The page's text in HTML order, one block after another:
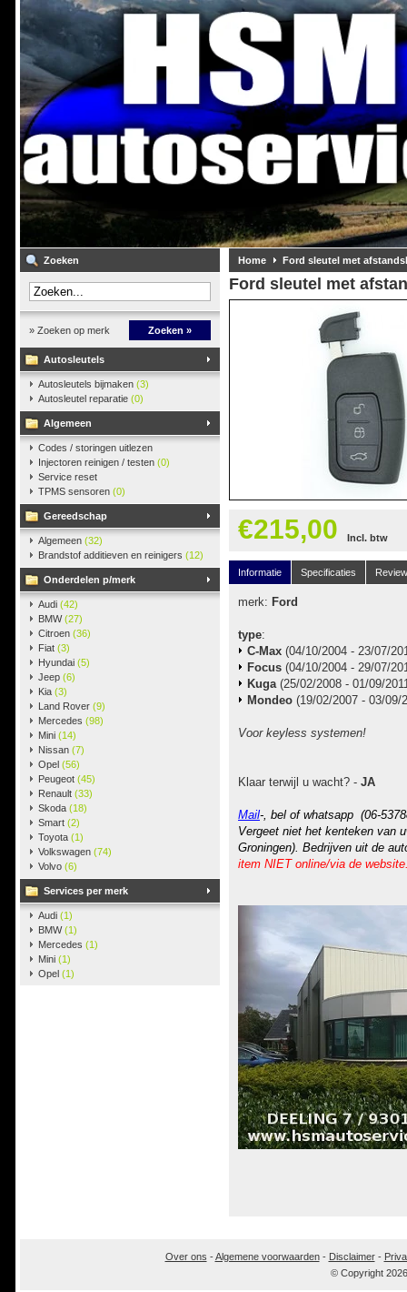
Zoeken
» Zoeken op merk Zoeken »
Autosleutels
Autosleutels bijmaken (3)
Autosleutel reparatie (0)
Algemeen
Codes / storingen uitlezen
Injectoren reinigen / testen (0)
Service reset
TPMS sensoren (0)
Gereedschap
Algemeen (32)
Brandstof additieven en reinigers (12)
Onderdelen p/merk
Audi (42)
BMW(27)
Citroen (36)
Fiat (3)
Hyundai (5)
Jeep (6)
Kia (3)
Land Rover (9)
Mercedes (98)
Mini (14)
Nissan (7)
Opel (56)
Peugeot (45)
Renault (33)
Skoda (18)
Smart (2)
Toyota (1)
Volkswagen (74)
Volvo (6)
Services per merk
Audi (1)
BMW(1)
Mercedes (1)
Mini (1)
Opel (1)
Home Ford sleutel met
Ford sleutel met
€215,00 Incl. btw
Informatie Specificaties
merk: Ford
type:
C-Max (04/10/2004 - 23/07/
Focus (04/10/2004 - 29/07/
Kuga(25/02/2008 - 01/09/
Mondeo (19/02/2007 - 03/09/
Voor keyless systemen!
Klaar terwijl u wacht? - JA
Mail-, bel of whatsapp (06-
Vergeet niet het kenteken van
Groningen). Bedrijven uit de
item NIET online/via de
Over ons -Algemene voorwaarden- Disclaimer-
© Copyright